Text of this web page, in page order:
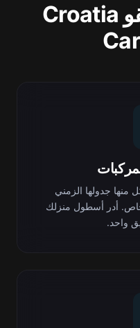
لماذا يختار سائقو Croatia
جدولها الزمني
أدر أسطول منزلك
واحد.